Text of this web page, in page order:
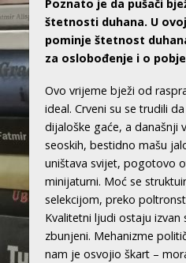
Poznato je da pušači
štetnosti duhana. U
pominje štetnost
za oslobođenje i o
Ovo vrijeme bježi od
ideal. Crveni su se trudili
dijaloške gaće, a današnji
seoskih, bestidno mašu
uništava svijet, pogotovo
minijaturni. Moć se
selekcijom, preko
Kvalitetni ljudi ostaju
zbunjeni. Mehanizme
nam je osvojio škart –